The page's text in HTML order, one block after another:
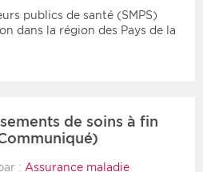
publics de santé (SMPS)
dans la région des Pays de la
de soins à fin
: Assurance maladie